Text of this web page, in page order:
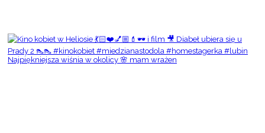
Najpiękniejsza wiśnia w okolicy 🌸 mam wrażen